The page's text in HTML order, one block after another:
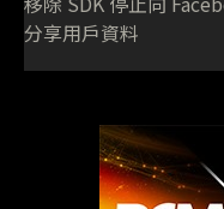
分享用戶資料